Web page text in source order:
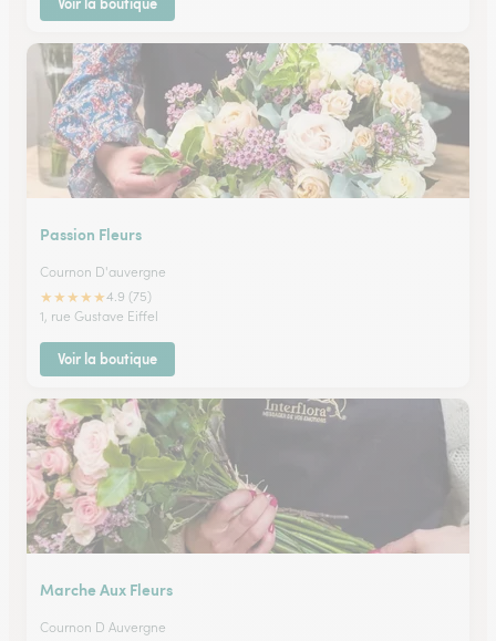
Passion Fleurs
Cournon D'auvergne
★★★★★4.9 (75)
1, rue Gustave Eiffel
Voir la boutique
Marche Aux Fleurs
Cournon D Auvergne